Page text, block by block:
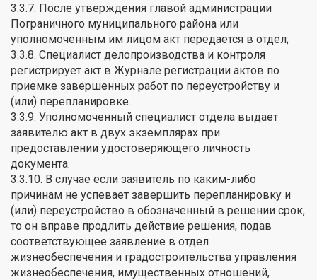
3.3.7. После утверждения главой администрации
Пограничного муниципального района или
уполномоченным им лицом акт передается в отдел;
3.3.8. Специалист делопроизводства и контроля
регистрирует акт в Журнале регистрации актов по
приемке завершенных работ по переустройству и
(или) перепланировке.
3.3.9. Уполномоченный специалист отдела выдает
заявителю акт в двух экземплярах при
предоставлении удостоверяющего личность
документа.
3.3.10. В случае если заявитель по каким-либо
причинам не успевает завершить перепланировку и
(или) переустройство в обозначенный в решении срок,
то он вправе продлить действие решения, подав
соответствующее заявление в отдел
жизнеобеспечения и градостроительства управления
жизнеобеспечения, имущественных отношений,